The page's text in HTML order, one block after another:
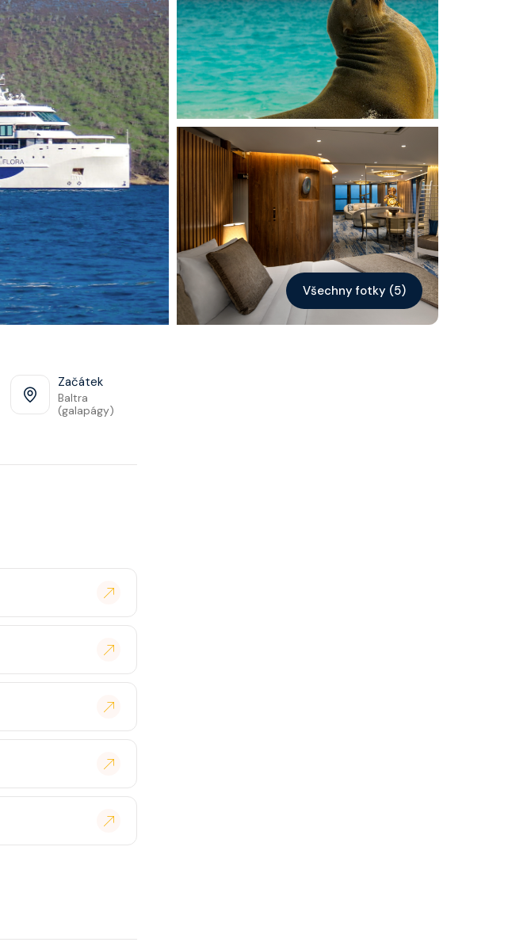
Kontakt
Vyhledat plavbu
Všechny fotky (5)
Začátek
Baltra
(galapágy)